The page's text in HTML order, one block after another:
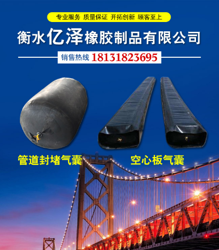
座
铁路盆式支座 公路盆式橡胶支座
抗震盆式支座
C40、60、80型桥梁伸
缩缝